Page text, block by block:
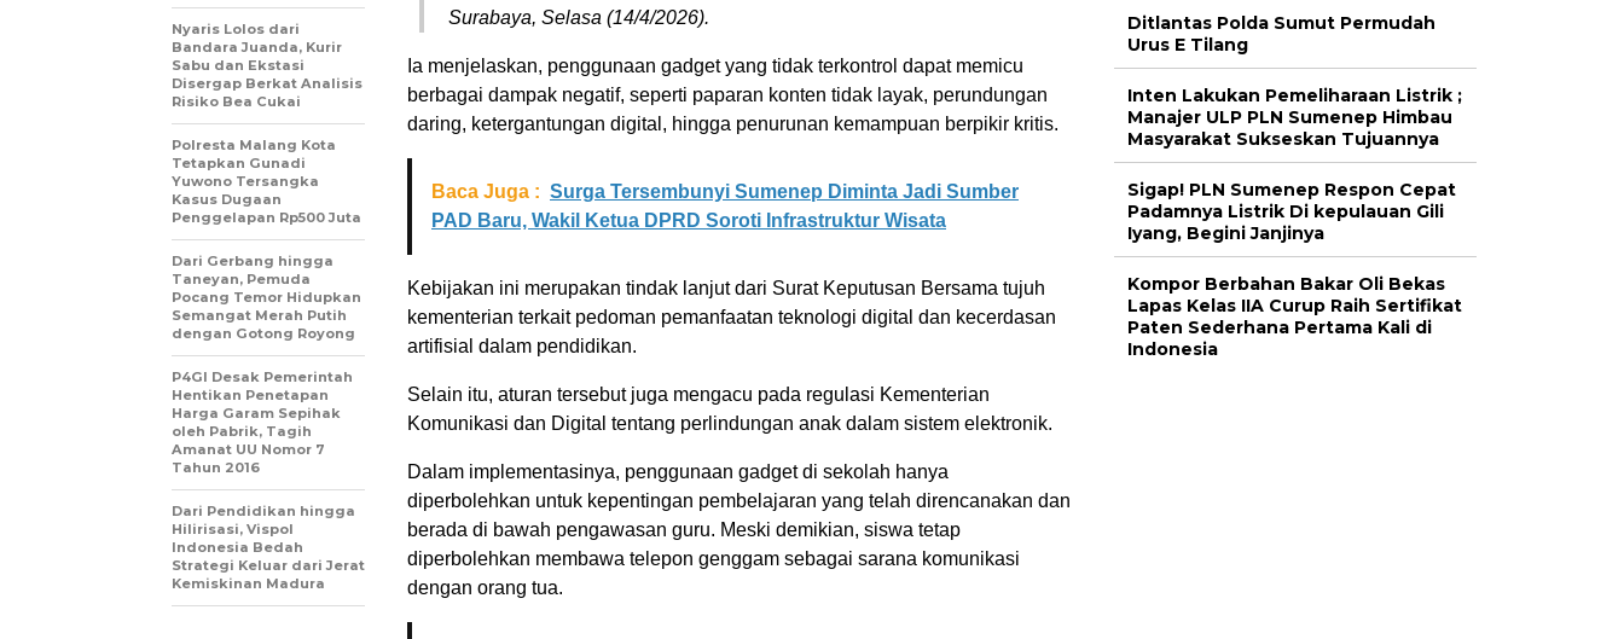
Surabaya, Selasa (14/4/2026).
Ia menjelaskan, penggunaan gadget yang tidak terkontrol dapat memicu
berbagai dampak negatif, seperti paparan konten tidak layak, perundungan
daring, ketergantungan digital, hingga penurunan kemampuan berpikir kritis.
Baca Juga : Surga Tersembunyi Sumenep Diminta Jadi Sumber
PAD Baru, Wakil Ketua DPRD Soroti Infrastruktur Wisata
Kebijakan ini merupakan tindak lanjut dari Surat Keputusan Bersama tujuh
kementerian terkait pedoman pemanfaatan teknologi digital dan kecerdasan
artifisial dalam pendidikan.
Selain itu, aturan tersebut juga mengacu pada regulasi Kementerian
Komunikasi dan Digital tentang perlindungan anak dalam sistem elektronik.
Dalam implementasinya, penggunaan gadget di sekolah hanya
diperbolehkan untuk kepentingan pembelajaran yang telah direncanakan dan
berada di bawah pengawasan guru. Meski demikian, siswa tetap
diperbolehkan membawa telepon genggam sebagai sarana komunikasi
dengan orang tua.
Nyaris Lolos dari
Bandara Juanda, Kurir
Sabu dan Ekstasi
Disergap Berkat Analisis
Risiko Bea Cukai
Polresta Malang Kota
Tetapkan Gunadi
Yuwono Tersangka
Kasus Dugaan
Penggelapan Rp500 Juta
Dari Gerbang hingga
Taneyan, Pemuda
Pocang Temor Hidupkan
Semangat Merah Putih
dengan Gotong Royong
P4GI Desak Pemerintah
Hentikan Penetapan
Harga Garam Sepihak
oleh Pabrik, Tagih
Amanat UU Nomor 7
Tahun 2016
Dari Pendidikan hingga
Hilirisasi, Vispol
Indonesia Bedah
Strategi Keluar dari Jerat
Kemiskinan Madura
Ditlantas Polda Sumut Permudah
Urus E Tilang
Inten Lakukan Pemeliharaan Listrik ;
Manajer ULP PLN Sumenep Himbau
Masyarakat Sukseskan Tujuannya
Sigap! PLN Sumenep Respon Cepat
Padamnya Listrik Di kepulauan Gili
Iyang, Begini Janjinya
Kompor Berbahan Bakar Oli Bekas
Lapas Kelas IIA Curup Raih Sertifikat
Paten Sederhana Pertama Kali di
Indonesia